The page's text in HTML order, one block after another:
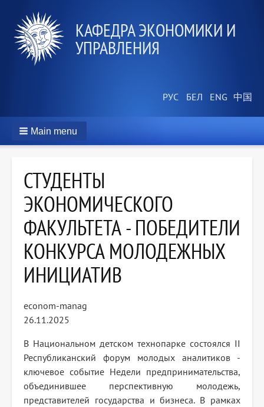
КАФЕДРА ЭКОНОМИКИ И
УПРАВЛЕНИЯ
Main menu
СТУДЕНТЫ
ЭКОНОМИЧЕСКОГО
ФАКУЛЬТЕТА - ПОБЕДИТЕЛИ
КОНКУРСА МОЛОДЕЖНЫХ
ИНИЦИАТИВ
econom-manag
26.11.2025
В Национальном детском технопарке состоялся II
Республиканский форум молодых аналитиков -
ключевое событие Недели предпринимательства,
объединившее перспективную молодежь,
представителей государства и бизнеса. В рамках